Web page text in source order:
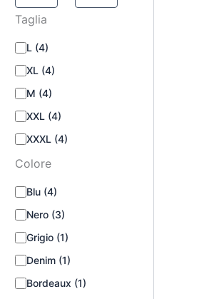
Taglia
L (4)
XL (4)
M (4)
XXL (4)
XXXL (4)
Colore
Blu (4)
Nero (3)
Grigio (1)
Denim (1)
Bordeaux (1)